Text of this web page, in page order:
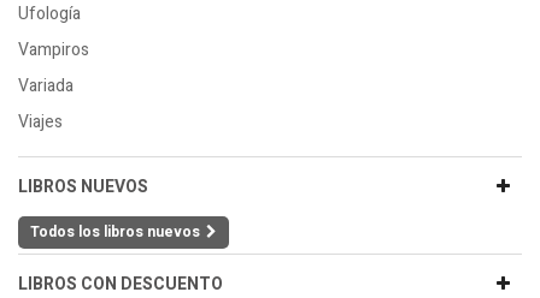
Ufología
Vampiros
Variada
Viajes
LIBROS NUEVOS
Todos los libros nuevos
LIBROS CON DESCUENTO